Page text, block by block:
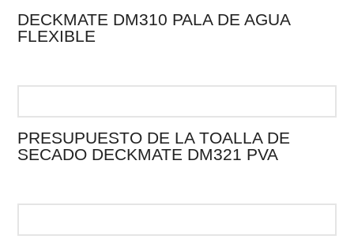
DECKMATE DM310 PALA DE AGUA
FLEXIBLE
PRESUPUESTO DE LA TOALLA DE
SECADO DECKMATE DM321 PVA